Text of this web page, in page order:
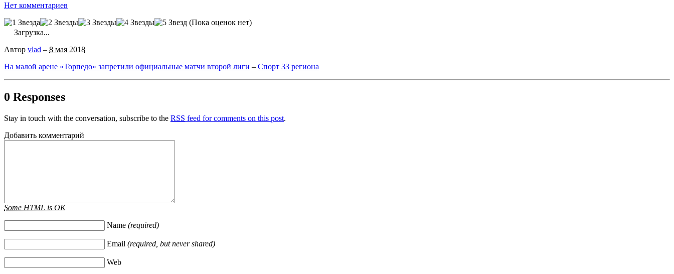
Нет комментариев
(Пока оценок нет)
Загрузка...
Автор vlad – 8 мая 2018
На малой арене «Торпедо» запретили официальные матчи второй лиги – Спорт 33 региона
0 Responses
Stay in touch with the conversation, subscribe to the RSS feed for comments on this post.
Добавить комментарий
Some HTML is OK
Name (required)
Email (required, but never shared)
Web